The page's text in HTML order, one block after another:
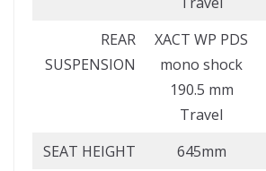
REAR
SUSPENSION
XACT WP PDS
mono shock
190.5 mm
Travel
SEAT HEIGHT
645mm